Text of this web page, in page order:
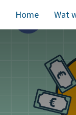
Home Wat